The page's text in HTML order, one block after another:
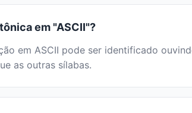
em "ASCII"?
em ASCII pode ser identificado
as outras sílabas.